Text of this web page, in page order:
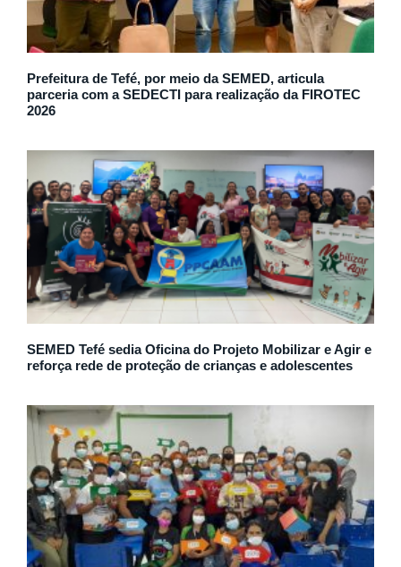
Prefeitura de Tefé, por meio da SEMED, articula
parceria com a SEDECTI para realização da FIROTEC
2026
SEMED Tefé sedia Oficina do Projeto Mobilizar e Agir e
reforça rede de proteção de crianças e adolescentes